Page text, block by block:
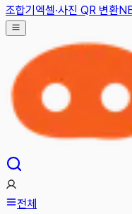
조합기엑셀·사진 QR 변환
전체